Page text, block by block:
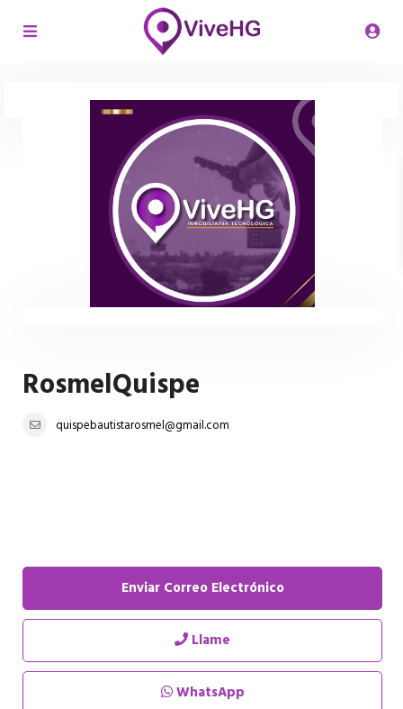
RosmelQuispe
quispebautistarosmel@gmail.com
Enviar Correo Electrónico
Llame
WhatsApp